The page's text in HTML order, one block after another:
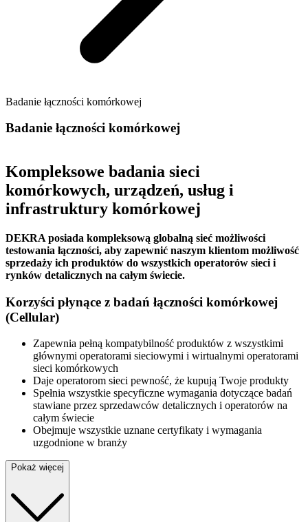
Badanie łączności komórkowej
Badanie łączności komórkowej
Kompleksowe badania sieci
komórkowych, urządzeń, usług i
infrastruktury komórkowej
DEKRA posiada kompleksową globalną sieć możliwości
testowania łączności, aby zapewnić naszym klientom możliwość
sprzedaży ich produktów do wszystkich operatorów sieci i
rynków detalicznych na całym świecie.
Korzyści płynące z badań łączności komórkowej
(Cellular)
Zapewnia pełną kompatybilność produktów z wszystkimi
głównymi operatorami sieciowymi i wirtualnymi operatorami
sieci komórkowych
Daje operatorom sieci pewność, że kupują Twoje produkty
Spełnia wszystkie specyficzne wymagania dotyczące badań
stawiane przez sprzedawców detalicznych i operatorów na
całym świecie
Obejmuje wszystkie uznane certyfikaty i wymagania
uzgodnione w branży
Pokaż więcej